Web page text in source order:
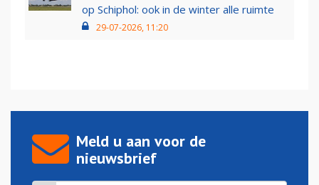
op Schiphol: ook in de winter alle ruimte
29-07-2026, 11:20
Meld u aan voor de
nieuwsbrief